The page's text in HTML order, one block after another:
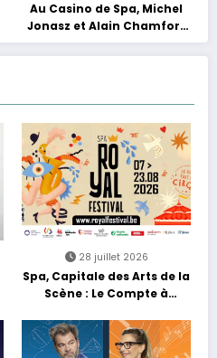
Au Casino de Spa, Michel
Jonasz et Alain Chamfort
célèbrent le temps qui
passe… sans jamais céder
28 juillet 2026
Spa, Capitale des Arts de la
Scène : Le Compte à